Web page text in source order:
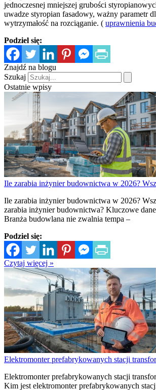
jednoczesnej mniejszej grubości
uwadze styropian fasadowy, ważny parametr
wytrzymałość na rozciąganie. ( uprawnienia
Podziel się:
Znajdź na blogu
Szukaj
Ostatnie wpisy
Ile zarabia inżynier budownictwa w 2026?
Ile zarabia inżynier budownictwa w 2026?
zarabia inżynier budownictwa? Kluczowe
Branża budowlana nie zwalnia tempa –
Podziel się:
Czytaj więcej »
Elektromonter prefabrykowanych stacji
Elektromonter prefabrykowanych stacji
Kim jest elektromonter prefabrykowanych